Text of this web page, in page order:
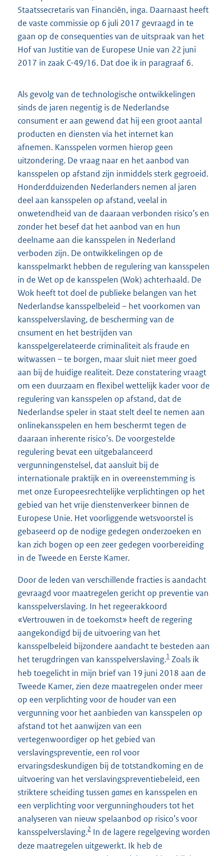
Staatssecretaris van Financiën, inga. Daarnaast heeft
de vaste commissie op 6 juli 2017 gevraagd in te
gaan op de consequenties van de uitspraak van het
Hof van Justitie van de Europese Unie van 22 juni
2017 in zaak C-49/16. Dat doe ik in paragraaf 6.
Als gevolg van de technologische ontwikkelingen
sinds de jaren negentig is de Nederlandse
consument er aan gewend dat hij een groot aantal
producten en diensten via het internet kan
afnemen. Kansspelen vormen hierop geen
uitzondering. De vraag naar en het aanbod van
kansspelen op afstand zijn inmiddels sterk gegroeid.
Honderdduizenden Nederlanders nemen al jaren
deel aan kansspelen op afstand, veelal in
onwetendheid van de daaraan verbonden risico’s en
zonder het besef dat het aanbod van en hun
deelname aan die kansspelen in Nederland
verboden zijn. De ontwikkelingen op de
kansspelmarkt hebben de regulering van kansspelen
in de Wet op de kansspelen (Wok) achterhaald. De
Wok heeft tot doel de publieke belangen van het
Nederlandse kansspelbeleid – het voorkomen van
kansspelverslaving, de bescherming van de
cnsument en het bestrijden van
kansspelgerelateerde criminaliteit als fraude en
witwassen – te borgen, maar sluit niet meer goed
aan bij de huidige realiteit. Deze constatering vraagt
om een duurzaam en flexibel wettelijk kader voor de
regulering van kansspelen op afstand, dat de
Nederlandse speler in staat stelt deel te nemen aan
onlinekansspelen en hem beschermt tegen de
daaraan inherente risico’s. De voorgestelde
regulering bevat een uitgebalanceerd
vergunningenstelsel, dat aansluit bij de
internationale praktijk en in overeenstemming is
met onze Europeesrechtelijke verplichtingen op het
gebied van het vrije dienstenverkeer binnen de
Europese Unie. Het voorliggende wetsvoorstel is
gebaseerd op de nodige gedegen onderzoeken en
kan zich bogen op een zeer gedegen voorbereiding
in de Tweede en Eerste Kamer.
Door de leden van verschillende fracties is aandacht
gevraagd voor maatregelen gericht op preventie van
kansspelverslaving. In het regeerakkoord
«Vertrouwen in de toekomst» heeft de regering
aangekondigd bij de uitvoering van het
kansspelbeleid bijzondere aandacht te besteden aan
het terugdringen van kansspelverslaving.1 Zoals ik
heb toegelicht in mijn brief van 19 juni 2018 aan de
Tweede Kamer, zien deze maatregelen onder meer
op een verplichting voor de houder van een
vergunning voor het aanbieden van kansspelen op
afstand tot het aanwijzen van een
vertegenwoordiger op het gebied van
verslavingspreventie, een rol voor
ervaringsdeskundigen bij de totstandkoming en de
uitvoering van het verslavingspreventiebeleid, een
striktere scheiding tussen games en kansspelen en
een verplichting voor vergunninghouders tot het
analyseren van nieuw spelaanbod op risico’s voor
kansspelverslaving.2 In de lagere regelgeving worden
deze maatregelen uitgewerkt. Ik heb de